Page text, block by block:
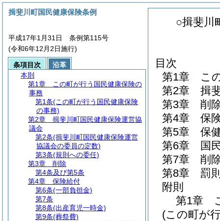
○揖斐川
目次
第1章
こ
第2章
揖
第3章
削
第4章
保
第5章
保
第6章
国
第7章
削
第8章
罰
附則
第1章
(この町が
揖斐川町国民健康保険条例
平成17年1月31日 条例第115号
(令和6年12月2日施行)
条項目次
沿革
本則
第1章
この町が行う国民健康保険の
事務
第1条(この町が行う国民健康保険
の事務)
第2章
揖斐川町国民健康保険運営協
議会
第2条(揖斐川町国民健康保険運営
協議会の委員の定数)
第3条(規則への委任)
第3章
削除
第4条及び第5条
第4章
保険給付
第6条(一部負担金)
第7条
第8条(出産育児一時金)
第9条(葬祭費)